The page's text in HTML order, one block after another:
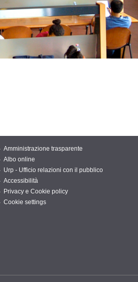
Amministrazione trasparente
Albo online
Urp - Ufficio relazioni con il pubblico
Accessibilità
Privacy e Cookie policy
Cookie settings